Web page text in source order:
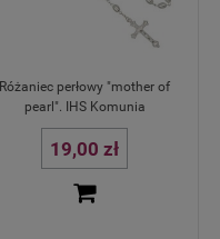
Różaniec perłowy "mother of
pearl". IHS Komunia
19,00 zł